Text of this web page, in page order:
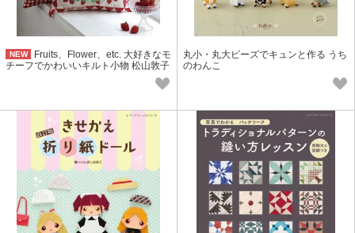
NEW
Fruits、Flower、etc. 大好きなモ
チーフでかわいいキルト小物 松山敦子
丸小・丸大ビーズでキュンと作る うち
のわんこ